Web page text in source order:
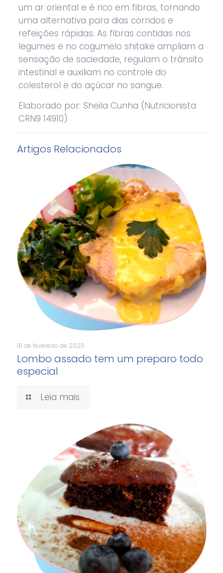
um ar oriental e é rico em fibras, tornando
uma alternativa para dias corridos e
refeições rápidas. As fibras contidas nos
legumes e no cogumelo shitake ampliam a
sensação de saciedade, regulam o trânsito
intestinal e auxiliam no controle do
colesterol e do açúcar no sangue.
Elaborado por: Sheila Cunha (Nutricionista
CRN9 14910)
Artigos Relacionados
18 de fevereiro de 2023
Lombo assado tem um preparo todo
especial
Leia mais